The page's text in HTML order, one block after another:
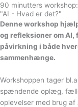
90 minutters workshop:
"AI - Hvad er det?"
Denne workshop
og refleksioner om AI,
påvirkning i både
sammenhænge.
Workshoppen tager
spændende oplæg,
oplevelser med brug af